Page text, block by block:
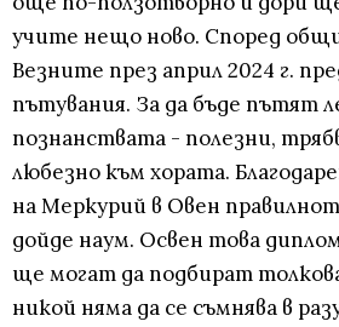
учите нещо ново. Според
Везните през април 2024 г.
пътувания. За да бъде пътят
познанствата - полезни,
любезно към хората.
на Меркурий в Овен
дойде наум. Освен това
ще могат да подбират
никой няма да се съмнява в